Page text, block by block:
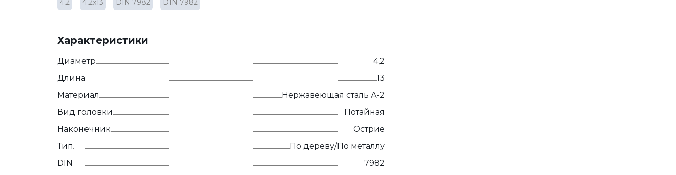
4,2 4,2х13 DIN 7982 DIN 7982
Характеристики
Диаметр
4,2
Длина
13
Материал
Нержавеющая сталь А-2
Вид головки
Потайная
Наконечник
Острие
Тип
По дереву/По металлу
DIN
7982